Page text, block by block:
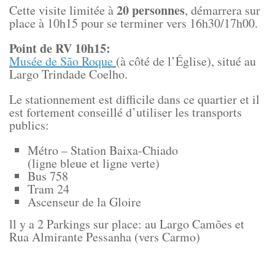
Cette visite limitée à20 personnes, démarrera sur
place à 10h15 pour se terminer vers 16h30/17h00.
Point de RV 10h15:
Musée de São Roque (à côté de l’Église), situé au
Largo Trindade Coelho.
Le stationnement est difficile dans ce quartier et il
est fortement conseillé d’utiliser les transports
publics:
Métro – Station Baixa-Chiado
(ligne bleue et ligne verte)
Bus 758
Tram 24
Ascenseur de la Gloire
ll y a 2 Parkings sur place: au Largo Camões et
Rua Almirante Pessanha (vers Carmo)